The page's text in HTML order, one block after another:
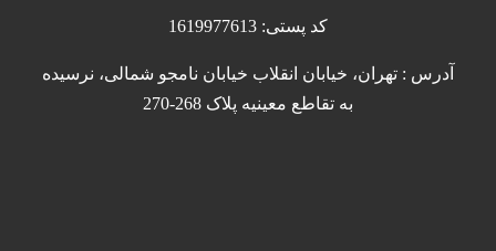
کد پستی: 1619977613
آدرس : تهران، خیابان انقلاب خیابان نامجو شمالی، نرسیده
به تقاطع معینیه پلاک 268-270